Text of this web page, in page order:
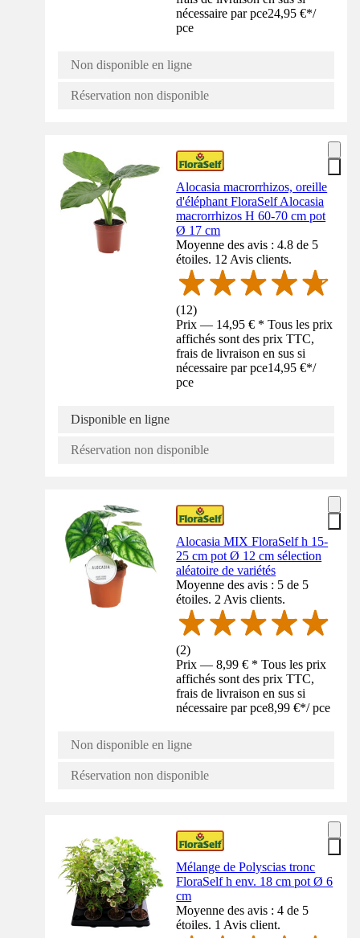
nécessaire par pce24,95 €*/
pce
Non disponible en ligne
Réservation non disponible
Alocasia macrorrhizos, oreille
d'éléphant FloraSelf Alocasia
macrorrhizos H 60-70 cm pot
Ø 17 cm
Moyenne des avis : 4.8 de 5
étoiles. 12 Avis clients.
(12)
Prix — 14,95 € * Tous les prix
affichés sont des prix TTC,
frais de livraison en sus si
nécessaire par pce14,95 €*/
pce
Disponible en ligne
Réservation non disponible
Alocasia MIX FloraSelf h 15-
25 cm pot Ø 12 cm sélection
aléatoire de variétés
Moyenne des avis : 5 de 5
étoiles. 2 Avis clients.
(2)
Prix — 8,99 € * Tous les prix
affichés sont des prix TTC,
frais de livraison en sus si
nécessaire par pce8,99 €*/ pce
Non disponible en ligne
Réservation non disponible
Mélange de Polyscias tronc
FloraSelf h env. 18 cm pot Ø 6
cm
Moyenne des avis : 4 de 5
étoiles. 1 Avis client.